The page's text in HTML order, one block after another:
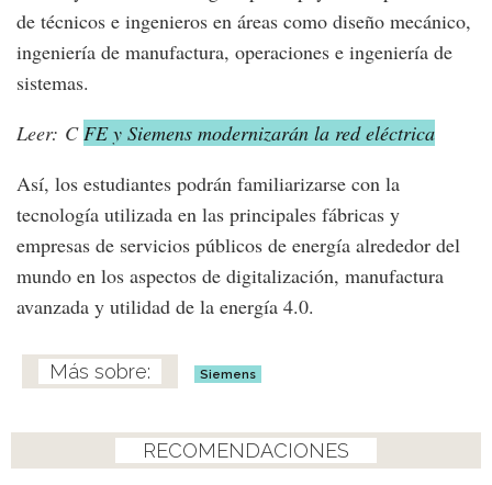
de técnicos e ingenieros en áreas como diseño mecánico,
ingeniería de manufactura, operaciones e ingeniería de
sistemas.
Leer: C FE y Siemens modernizarán la red eléctrica
Así, los estudiantes podrán familiarizarse con la
tecnología utilizada en las principales fábricas y
empresas de servicios públicos de energía alrededor del
mundo en los aspectos de digitalización, manufactura
avanzada y utilidad de la energía 4.0.
Siemens
RECOMENDACIONES